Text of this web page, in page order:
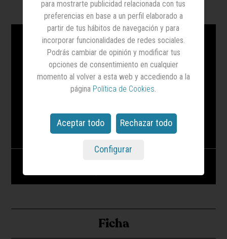
Vídeo
Ficha
para mostrarte publicidad relacionada con tus
preferencias en base a un perfil elaborado a
partir de tus hábitos de navegación y para
incorporar funcionalidades de redes sociales.
Podrás cambiar de opinión y modificar tus
opciones de consentimiento en cualquier
momento al volver a esta web y accediendo a la
página Política de Cookies.
Aceptar todo Rechazar todo
Configurar